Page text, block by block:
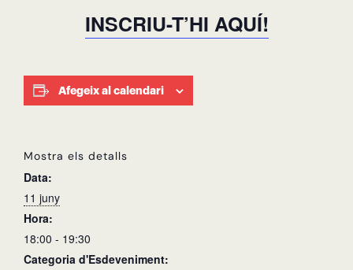
INSCRIU-T’HI AQUÍ!
Afegeix al calendari
Mostra els detalls
Data:
11 juny
Hora:
18:00 - 19:30
Categoria d'Esdeveniment: